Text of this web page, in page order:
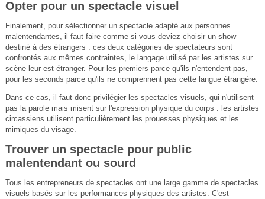
Opter pour un spectacle visuel
Finalement, pour sélectionner un spectacle adapté aux personnes
malentendantes, il faut faire comme si vous deviez choisir un show
destiné à des étrangers : ces deux catégories de spectateurs sont
confrontés aux mêmes contraintes, le langage utilisé par les artistes sur
scène leur est étranger. Pour les premiers parce qu'ils n'entendent pas,
pour les seconds parce qu'ils ne comprennent pas cette langue étrangère.
Dans ce cas, il faut donc privilégier les spectacles visuels, qui n'utilisent
pas la parole mais misent sur l'expression physique du corps : les artistes
circassiens utilisent particulièrement les prouesses physiques et les
mimiques du visage.
Trouver un spectacle pour public
malentendant ou sourd
Tous les entrepreneurs de spectacles ont une large gamme de spectacles
visuels basés sur les performances physiques des artistes. C'est